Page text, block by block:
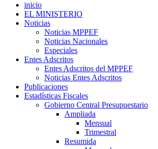
inicio
EL MINISTERIO
Noticias
Noticias MPPEF
Noticias Nacionales
Especiales
Entes Adscritos
Entes Adscritos del MPPEF
Noticias Entes Adscritos
Publicaciones
Estadísticas Fiscales
Gobierno Central Presupuestario
Ampliada
Mensual
Trimestral
Resumida